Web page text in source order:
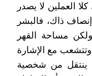
العملين لا يصدر
إنصاف ذاك، فالبشر
مساحة القهر
مع الإشارة
ينتقل من شخصية